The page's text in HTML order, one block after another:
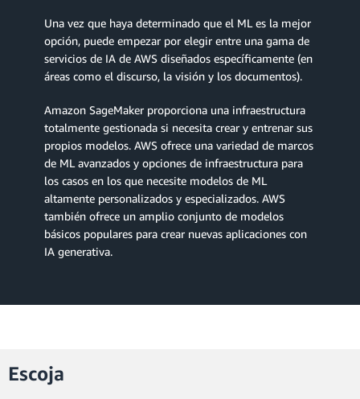
Una vez que haya determinado que el ML es la mejor
opción, puede empezar por elegir entre una gama de
servicios de IA de AWS diseñados específicamente (en
áreas como el discurso, la visión y los documentos).
Amazon SageMaker proporciona una infraestructura
totalmente gestionada si necesita crear y entrenar sus
propios modelos. AWS ofrece una variedad de marcos
de ML avanzados y opciones de infraestructura para
los casos en los que necesite modelos de ML
altamente personalizados y especializados. AWS
también ofrece un amplio conjunto de modelos
básicos populares para crear nuevas aplicaciones con
IA generativa.
Escoja